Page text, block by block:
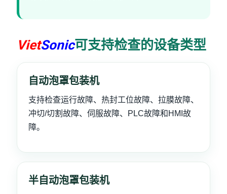
VietSonic可支持检查的设备类型
自动泡罩包装机
支持检查运行故障、热封工位故障、拉膜故障、
冲切/切割故障、伺服故障、PLC故障和HMI故
障。
半自动泡罩包装机